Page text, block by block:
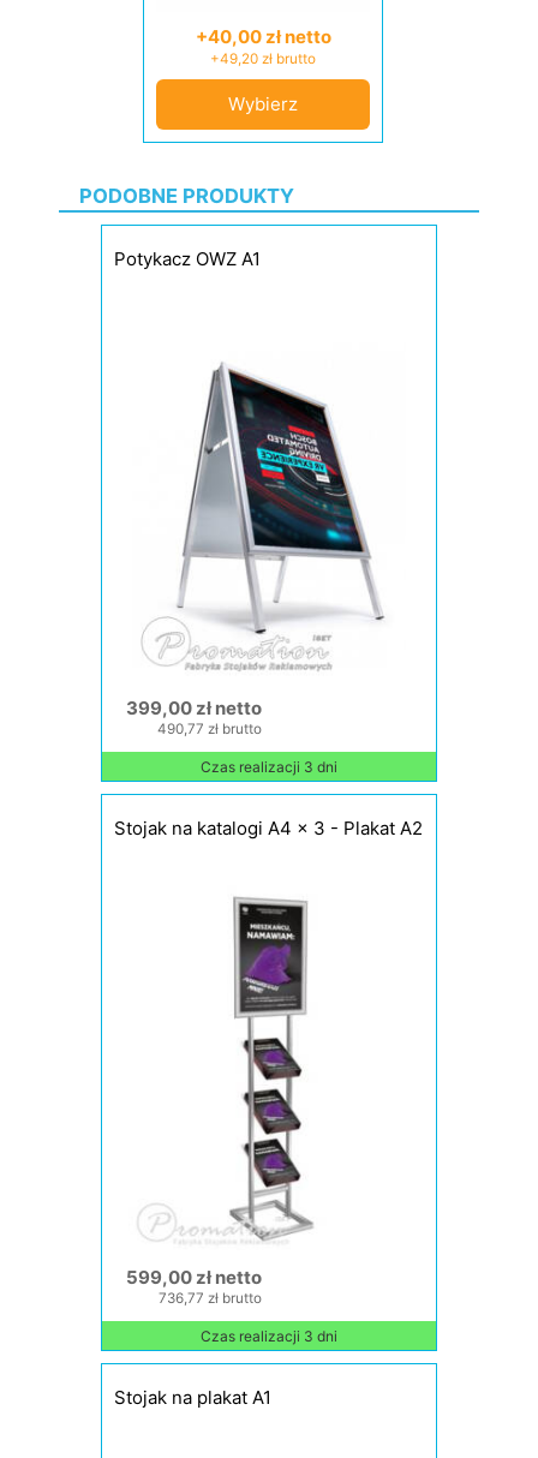
+40,00 zł netto
+49,20 zł brutto
Wybierz
PODOBNE PRODUKTY
Potykacz OWZ A1
399,00 zł netto
490,77 zł brutto
Czas realizacji 3 dni
Stojak na katalogi A4 x 3 - Plakat A2
599,00 zł netto
736,77 zł brutto
Czas realizacji 3 dni
Stojak na plakat A1